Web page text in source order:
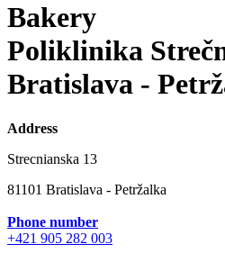
Bakery
Poliklinika
Bratislava -
Address
Strecnianska 13
81101 Bratislava - Petržalka
Phone number
+421 905 282 003